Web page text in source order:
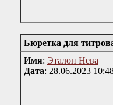
Бюретка для
Имя: Эталон Нева
Дата: 28.06.2023